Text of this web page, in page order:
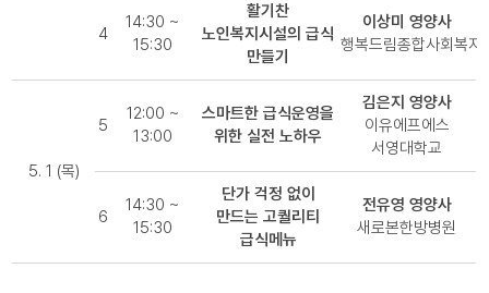
4
14:30 ~
15:30
활기찬
노인복지시설의 급식
만들기
이상미 영양사
행복드림종합사회복지
5. 1 (목)
5
12:00 ~
13:00
스마트한 급식운영을
위한 실전 노하우
김은지 영양사
이유에프에스
서영대학교
6
14:30 ~
15:30
단가 걱정 없이
만드는 고퀄리티
급식메뉴
전유영 영양사
새로본한방병원